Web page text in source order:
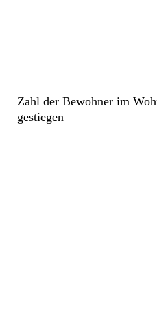
Zahl der Bewohner im
gestiegen